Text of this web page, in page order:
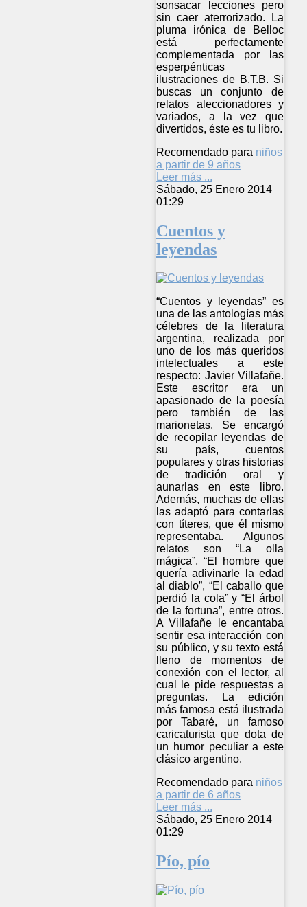
sonsacar lecciones pero
sin caer aterrorizado. La
pluma irónica de Belloc
está perfectamente
complementada por las
esperpénticas
ilustraciones de B.T.B. Si
buscas un conjunto de
relatos aleccionadores y
variados, a la vez que
divertidos, éste es tu libro.
Recomendado para niños
a partir de 9 años
Leer más ...
Sábado, 25 Enero 2014
01:29
Cuentos y
leyendas
“Cuentos y leyendas” es
una de las antologías más
célebres de la literatura
argentina, realizada por
uno de los más queridos
intelectuales a este
respecto: Javier Villafañe.
Este escritor era un
apasionado de la poesía
pero también de las
marionetas. Se encargó
de recopilar leyendas de
su país, cuentos
populares y otras historias
de tradición oral y
aunarlas en este libro.
Además, muchas de ellas
las adaptó para contarlas
con títeres, que él mismo
representaba. Algunos
relatos son “La olla
mágica”, “El hombre que
quería adivinarle la edad
al diablo”, “El caballo que
perdió la cola” y “El árbol
de la fortuna”, entre otros.
A Villafañe le encantaba
sentir esa interacción con
su público, y su texto está
lleno de momentos de
conexión con el lector, al
cual le pide respuestas a
preguntas. La edición
más famosa está ilustrada
por Tabaré, un famoso
caricaturista que dota de
un humor peculiar a este
clásico argentino.
Recomendado para niños
a partir de 6 años
Leer más ...
Sábado, 25 Enero 2014
01:29
Pío, pío